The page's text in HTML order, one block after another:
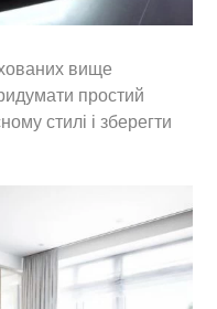
вище
простий
стилі і зберегти